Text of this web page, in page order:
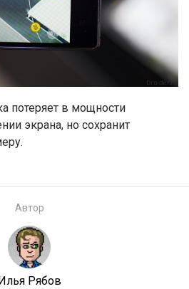
потеряет в мощности
экрана, но сохранит
Автор
Рябов